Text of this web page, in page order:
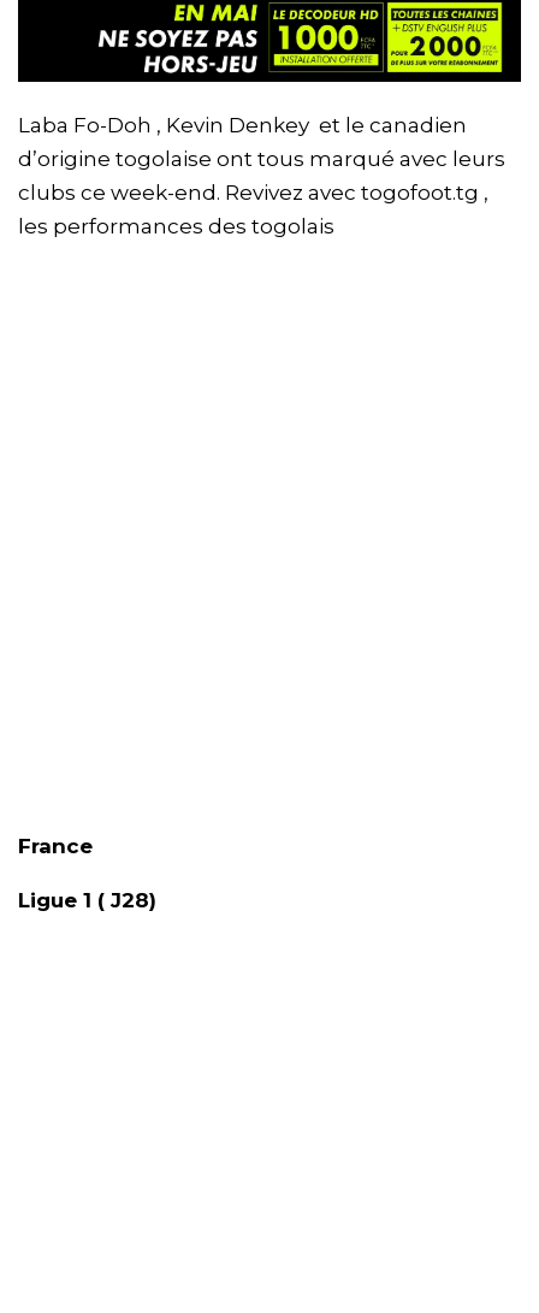
Laba Fo-Doh , Kevin Denkey et le canadien
d’origine togolaise ont tous marqué avec leurs
clubs ce week-end. Revivez avec togofoot.tg ,
les performances des togolais
France
Ligue 1 ( J28)